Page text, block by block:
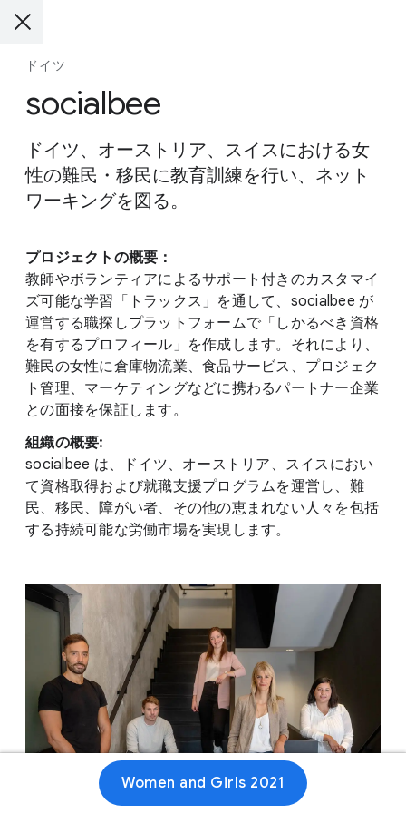
ドイツ
socialbee
ドイツ、オーストリア、スイスにおける女
性の難民・移民に教育訓練を行い、ネット
ワーキングを図る。
プロジェクトの概要：
教師やボランティアによるサポート付きのカスタマイ
ズ可能な学習「トラックス」を通して、socialbee が
運営する職探しプラットフォームで「しかるべき資格
を有するプロフィール」を作成します。それにより、
難民の女性に倉庫物流業、食品サービス、プロジェク
ト管理、マーケティングなどに携わるパートナー企業
との面接を保証します。
組織の概要:
socialbee は、ドイツ、オーストリア、スイスにおい
て資格取得および就職支援プログラムを運営し、難
民、移民、障がい者、その他の恵まれない人々を包括
する持続可能な労働市場を実現します。
Women and Girls 2021